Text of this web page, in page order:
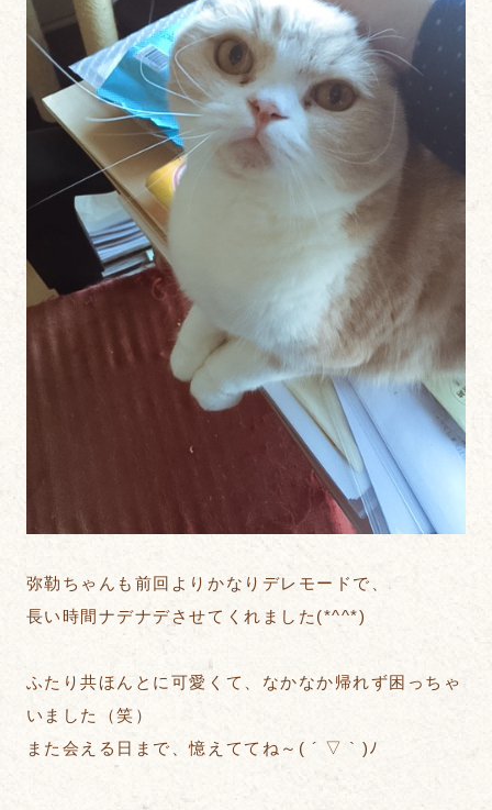
弥勒ちゃんも前回よりかなりデレモードで、
長い時間ナデナデさせてくれました(*^^*)
ふたり共ほんとに可愛くて、なかなか帰れず困っちゃ
いました（笑）
また会える日まで、憶えててね～( ´ ▽ ` )ﾉ